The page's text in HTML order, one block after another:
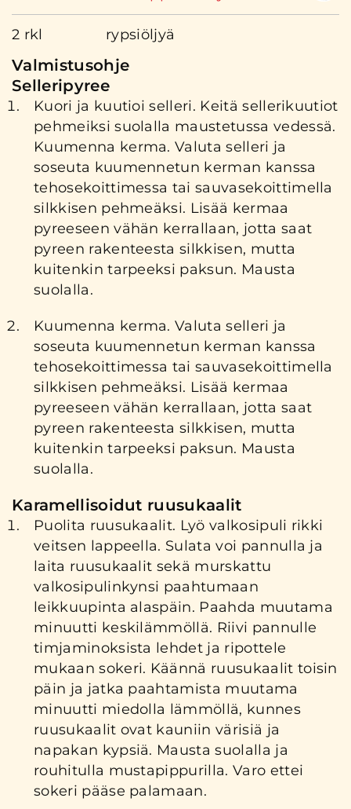
2 rkl rypsiöljyä
Valmistusohje
Selleripyree
Kuori ja kuutioi selleri. Keitä sellerikuutiot
pehmeiksi suolalla maustetussa vedessä.
Kuumenna kerma. Valuta selleri ja
soseuta kuumennetun kerman kanssa
tehosekoittimessa tai sauvasekoittimella
silkkisen pehmeäksi. Lisää kermaa
pyreeseen vähän kerrallaan, jotta saat
pyreen rakenteesta silkkisen, mutta
kuitenkin tarpeeksi paksun. Mausta
suolalla.
Kuumenna kerma. Valuta selleri ja
soseuta kuumennetun kerman kanssa
tehosekoittimessa tai sauvasekoittimella
silkkisen pehmeäksi. Lisää kermaa
pyreeseen vähän kerrallaan, jotta saat
pyreen rakenteesta silkkisen, mutta
kuitenkin tarpeeksi paksun. Mausta
suolalla.
Karamellisoidut ruusukaalit
Puolita ruusukaalit. Lyö valkosipuli rikki
veitsen lappeella. Sulata voi pannulla ja
laita ruusukaalit sekä murskattu
valkosipulinkynsi paahtumaan
leikkuupinta alaspäin. Paahda muutama
minuutti keskilämmöllä. Riivi pannulle
timjaminoksista lehdet ja ripottele
mukaan sokeri. Käännä ruusukaalit toisin
päin ja jatka paahtamista muutama
minuutti miedolla lämmöllä, kunnes
ruusukaalit ovat kauniin värisiä ja
napakan kypsiä. Mausta suolalla ja
rouhitulla mustapippurilla. Varo ettei
sokeri pääse palamaan.